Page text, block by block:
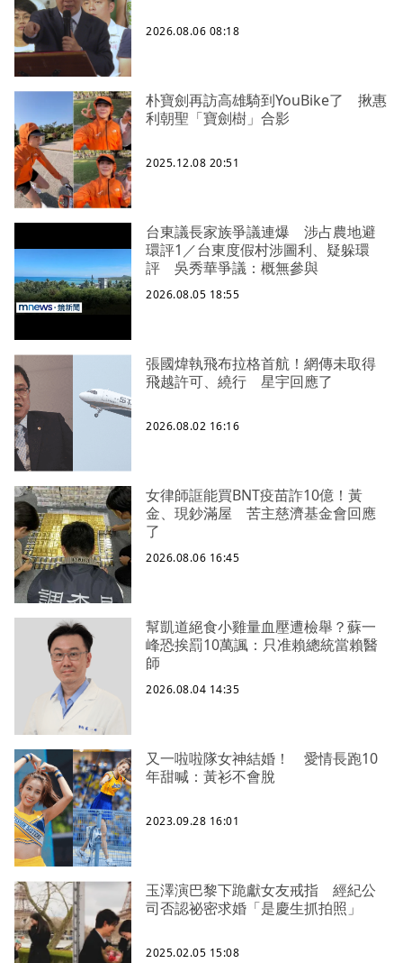
2026.08.06 08:18
朴寶劍再訪高雄騎到YouBike了 揪惠
利朝聖「寶劍樹」合影
2025.12.08 20:51
台東議長家族爭議連爆 涉占農地避
環評1／台東度假村涉圖利、疑躲環
評 吳秀華爭議：概無參與
2026.08.05 18:55
張國煒執飛布拉格首航！網傳未取得
飛越許可、繞行 星宇回應了
2026.08.02 16:16
女律師誆能買BNT疫苗詐10億！黃
金、現鈔滿屋 苦主慈濟基金會回應
了
2026.08.06 16:45
幫凱道絕食小雞量血壓遭檢舉？蘇一
峰恐挨罰10萬諷：只准賴總統當賴醫
師
2026.08.04 14:35
又一啦啦隊女神結婚！ 愛情長跑10
年甜喊：黃衫不會脫
2023.09.28 16:01
玉澤演巴黎下跪獻女友戒指 經紀公
司否認祕密求婚「是慶生抓拍照」
2025.02.05 15:08